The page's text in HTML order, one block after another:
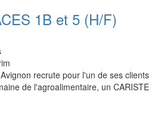
1B et 5 (H/F)
recrute pour l'un de ses clients
de l'agroalimentaire, un CARISTE